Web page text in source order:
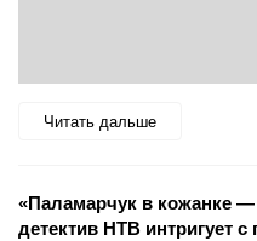
Читать дальше
«Паламарчук в кожанке —
детектив НТВ интригует